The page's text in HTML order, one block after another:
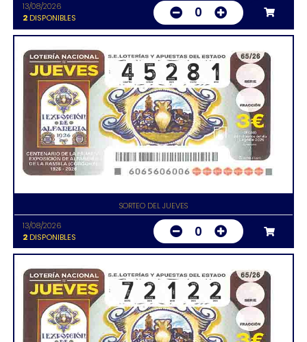
13/08/2026
2DISPONIBLES 0
SORTEO DEL JUEVES
13/08/2026
2DISPONIBLES 0